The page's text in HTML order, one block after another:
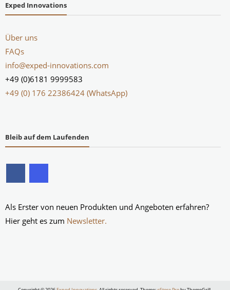
Exped Innovations
Über uns
FAQs
info@exped-innovations.com
+49 (0)6181 9999583
+49 (0) 176 22386424 (WhatsApp)
Bleib auf dem Laufenden
Als Erster von neuen Produkten und Angeboten erfahren?
Hier geht es zum Newsletter.